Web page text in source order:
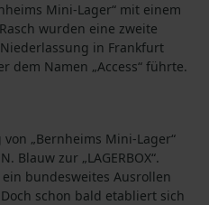
Mini-Lager“ mit einem
wurden eine zweite
in Frankfurt
dem Namen „Access“ führte.
„Bernheims Mini-Lager“
Blauw zur „LAGERBOX“.
bundesweites Ausrollen
schon bald etabliert sich